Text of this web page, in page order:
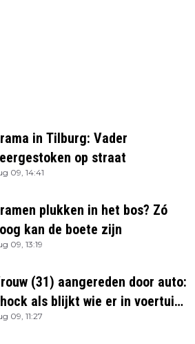
in Tilburg: Vader
op straat
09, 14:41
plukken in het bos? Zó
kan de boete zijn
09, 13:19
(31) aangereden door auto:
als blijkt wie er in voertuig
09, 11:27